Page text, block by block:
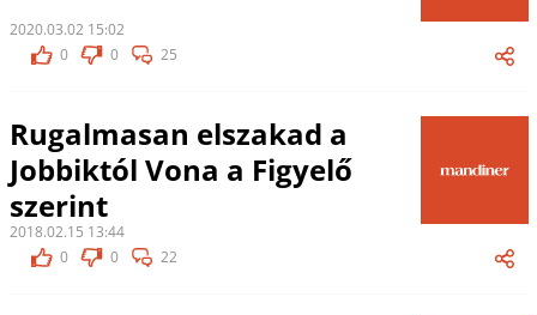
2020.03.02 15:02
0
0 25
Rugalmasan elszakad a
Jobbiktól Vona a Figyelő
szerint
2018.02.15 13:44
0
0 22